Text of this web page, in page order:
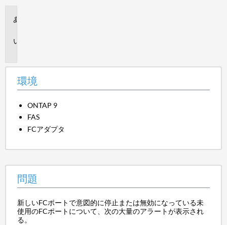
環境
ONTAP 9
FAS
FCアダプタ
問題
新しいFCポートで意図的に停止または無効になっている未
使用のFCポートについて、次の大量のアラートが表示され
る。